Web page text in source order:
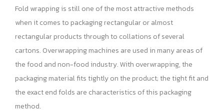
CALIBRATION
CONTACT US
Fold wrapping is still one of the most attractive methods
when it comes to packaging rectangular or almost
rectangular products through to collations of several
cartons. Overwrapping machines are used in many areas of
the food and non-food industry. With overwrapping, the
packaging material fits tightly on the product; the tight fit and
the exact end folds are characteristics of this packaging
method.